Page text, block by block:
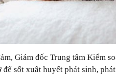
Giám đốc Trung tâm Kiểm
để sốt xuất huyết phát sinh,